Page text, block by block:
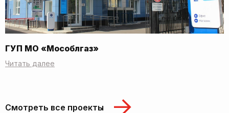
ГУП МО «Мособлгаз»
Читать далее
Смотреть все проекты